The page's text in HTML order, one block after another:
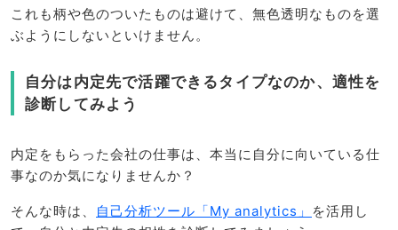
これも柄や色のついたものは避けて、無色透明なものを選
ぶようにしないといけません。
自分は内定先で活躍できるタイプなのか、適性を
診断してみよう
内定をもらった会社の仕事は、本当に自分に向いている仕
事なのか気になりませんか？
そんな時は、 自己分析ツール「My analytics」
を活用し